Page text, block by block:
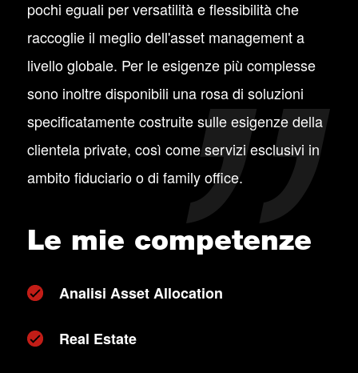
pochi eguali per versatilità e flessibilità che
raccoglie il meglio dell'asset management a
livello globale. Per le esigenze più complesse
sono inoltre disponibili una rosa di soluzioni
specificatamente costruite sulle esigenze della
clientela private, così come servizi esclusivi in
ambito fiduciario o di family office.
Le mie competenze
Analisi Asset Allocation
Real Estate